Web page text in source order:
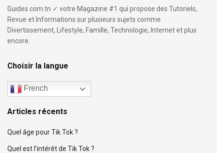
Guides.com.tn ✓ votre Magazine #1 qui propose des Tutoriels,
Revue et Informations sur plusieurs sujets comme
Divertissement, Lifestyle, Famille, Technologie, Internet et plus
encore.
Choisir la langue
French
Articles récents
Quel âge pour Tik Tok ?
Quel est l’intérêt de Tik Tok ?